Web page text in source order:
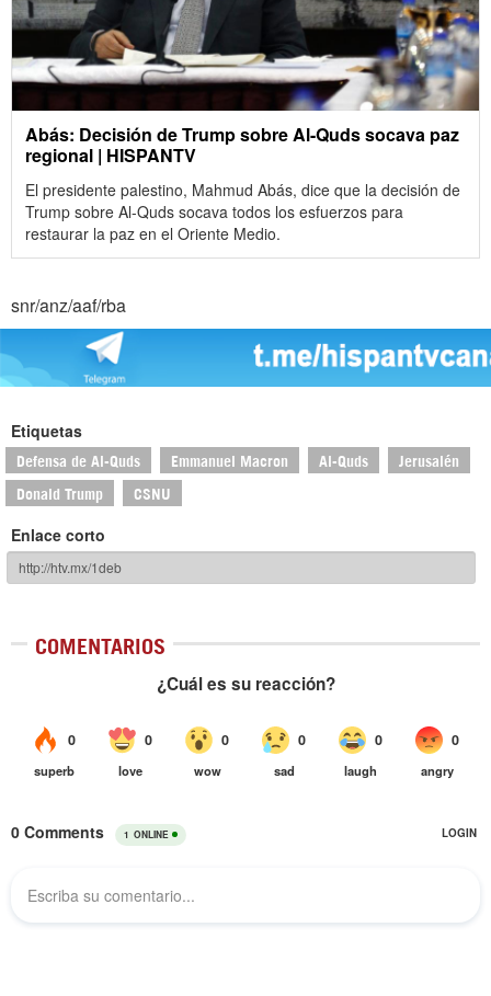
Abás: Decisión de Trump sobre Al-Quds socava paz
regional | HISPANTV
El presidente palestino, Mahmud Abás, dice que la decisión de
Trump sobre Al-Quds socava todos los esfuerzos para
restaurar la paz en el Oriente Medio.
snr/anz/aaf/rba
Etiquetas
Defensa de Al-Quds Emmanuel Macron Al-Quds Jerusalén
Donald Trump CSNU
Enlace corto
COMENTARIOS